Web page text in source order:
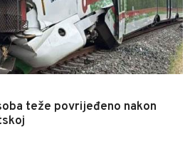
teže povrijeđeno nakon